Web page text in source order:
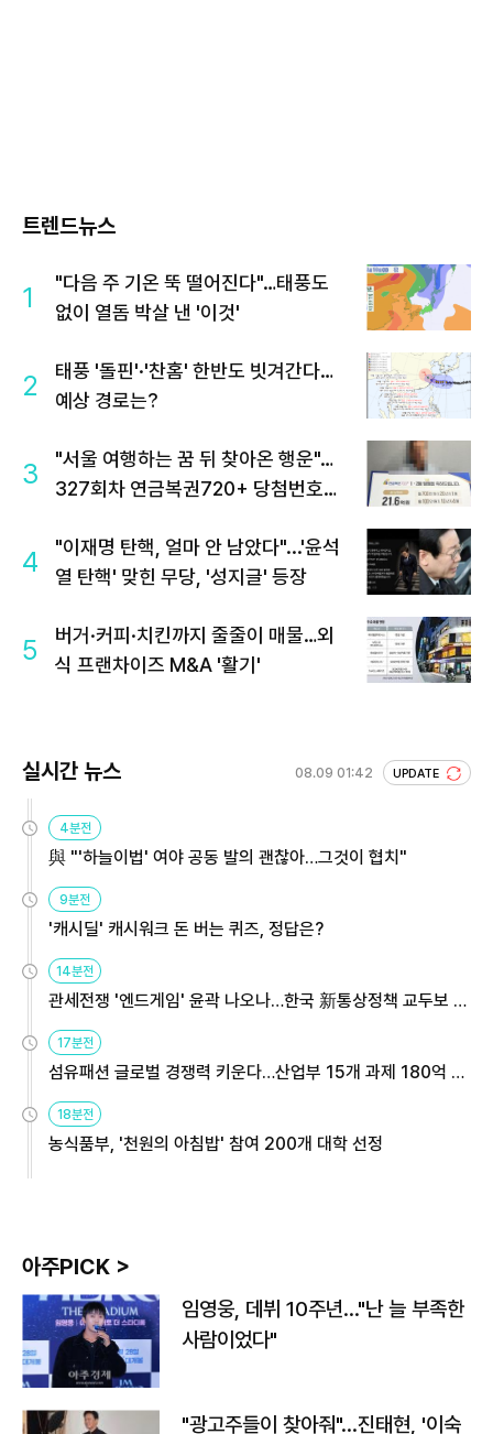
트렌드뉴스
1
"다음 주 기온 뚝 떨어진다"…태풍도
없이 열돔 박살 낸 '이것'
2
태풍 '돌핀'·'찬홈' 한반도 빗겨간다…
예상 경로는?
3
"서울 여행하는 꿈 뒤 찾아온 행운"…
327회차 연금복권720+ 당첨번호조
4
"이재명 탄핵, 얼마 안 남았다"...'윤석
열 탄핵' 맞힌 무당, '성지글' 등장
5
버거·커피·치킨까지 줄줄이 매물…외
식 프랜차이즈 M&A '활기'
실시간 뉴스 08.09 01:42 UPDATE
4분전
與 "'하늘이법' 여야 공동 발의 괜찮아…그것이 협치"
9분전
'캐시딜' 캐시워크 돈 버는 퀴즈, 정답은?
14분전
관세전쟁 '엔드게임' 윤곽 나오나…한국 新통상정책 교두보 활
용해야
17분전
섬유패션 글로벌 경쟁력 키운다…산업부 15개 과제 180억 지
원
18분전
농식품부, '천원의 아침밥' 참여 200개 대학 선정
아주PICK >
임영웅, 데뷔 10주년…"난 늘 부족한
사람이었다"
"광고주들이 찾아줘"…진태현, '이숙